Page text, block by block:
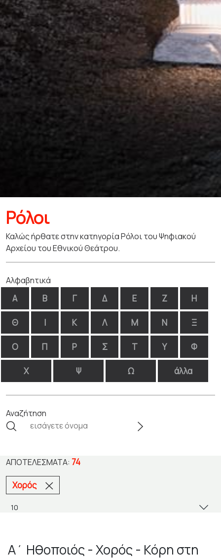
Ρόλοι
Καλώς ήρθατε στην κατηγορία Ρόλοι του Ψηφιακού
Αρχείου του Εθνικού Θεάτρου.
Αλφαβητικά
Α Β Γ Δ Ε Ζ Η
Θ Ι Κ Λ Μ Ν Ξ
Ο Π Ρ Σ Τ Υ Φ
Χ Ψ Ω άλλα
Αναζήτηση
ΑΠΟΤΕΛΈΣΜΑΤΑ: 74
Χορός
Α΄ Ηθοποιός - Χορός - Κόρη στη